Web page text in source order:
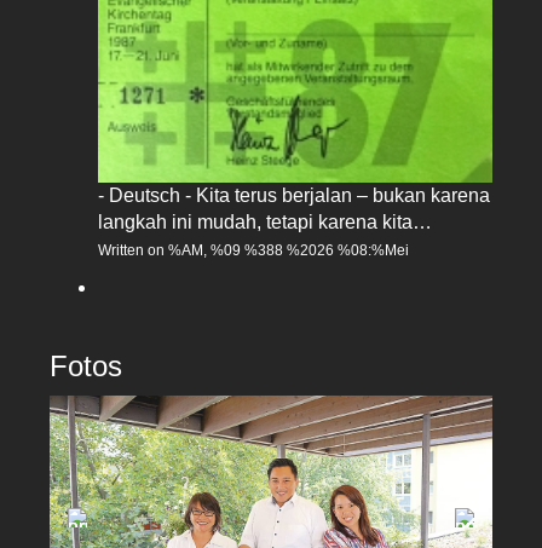
- Deutsch - Kita terus berjalan – bukan karena
langkah ini mudah, tetapi karena kita…
Written on %AM, %09 %388 %2026 %08:%Mei
Fotos